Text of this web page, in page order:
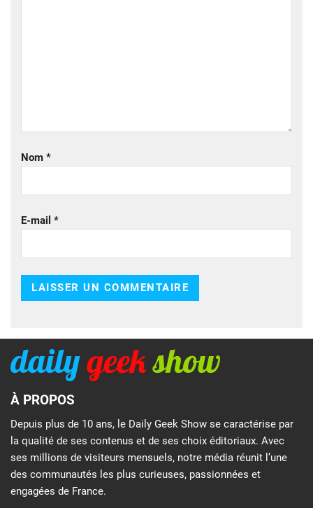
Nom *
E-mail *
À PROPOS
Depuis plus de 10 ans, le Daily Geek Show se caractérise par
la qualité de ses contenus et de ses choix éditoriaux. Avec
ses millions de visiteurs mensuels, notre média réunit l’une
des communautés les plus curieuses, passionnées et
engagées de France.